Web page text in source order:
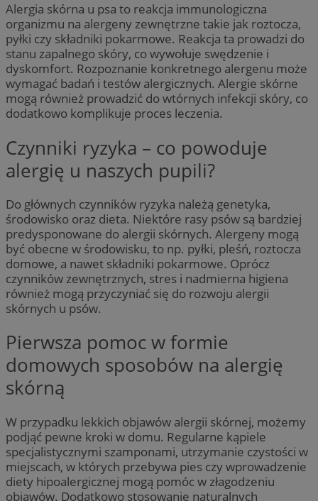
Alergia skórna u psa to reakcja immunologiczna
organizmu na alergeny zewnętrzne takie jak roztocza,
pyłki czy składniki pokarmowe. Reakcja ta prowadzi do
stanu zapalnego skóry, co wywołuje swędzenie i
dyskomfort. Rozpoznanie konkretnego alergenu może
wymagać badań i testów alergicznych. Alergie skórne
mogą również prowadzić do wtórnych infekcji skóry, co
dodatkowo komplikuje proces leczenia.
Czynniki ryzyka – co powoduje
alergię u naszych pupili?
Do głównych czynników ryzyka należą genetyka,
środowisko oraz dieta. Niektóre rasy psów są bardziej
predysponowane do alergii skórnych. Alergeny mogą
być obecne w środowisku, to np. pyłki, pleśń, roztocza
domowe, a nawet składniki pokarmowe. Oprócz
czynników zewnętrznych, stres i nadmierna higiena
również mogą przyczyniać się do rozwoju alergii
skórnych u psów.
Pierwsza pomoc w formie
domowych sposobów na alergię
skórną
W przypadku lekkich objawów alergii skórnej, możemy
podjąć pewne kroki w domu. Regularne kąpiele
specjalistycznymi szamponami, utrzymanie czystości w
miejscach, w których przebywa pies czy wprowadzenie
diety hipoalergicznej mogą pomóc w złagodzeniu
objawów. Dodatkowo stosowanie naturalnych